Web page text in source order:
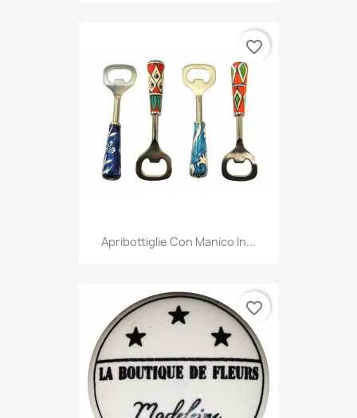
Apribottiglie Con Manico In...
favorite_border
favorite_border